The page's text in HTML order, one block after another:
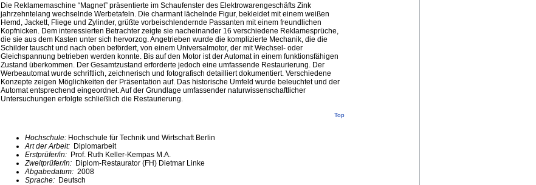
Die Reklamemaschine “Magnet” präsentierte im Schaufenster des Elektrowarengeschäfts Zink
jahrzehntelang wechselnde Werbetafeln. Die charmant lächelnde Figur, bekleidet mit einem weißen
Hemd, Jackett, Fliege und Zylinder, grüßte vorbeischlendernde Passanten mit einem freundlichen
Kopfnicken. Dem interessierten Betrachter zeigte sie nacheinander 16 verschiedene Reklamesprüche,
die sie aus dem Kasten unter sich hervorzog. Angetrieben wurde die komplizierte Mechanik, die die
Schilder tauscht und nach oben befördert, von einem Universalmotor, der mit Wechsel- oder
Gleichspannung betrieben werden konnte. Bis auf den Motor ist der Automat in einem funktionsfähigen
Zustand überkommen. Der Gesamtzustand erforderte jedoch eine umfassende Restaurierung. Der
Werbeautomat wurde schriftlich, zeichnerisch und fotografisch detailliert dokumentiert. Verschiedene
Konzepte zeigen Möglichkeiten der Präsentation auf. Das historische Umfeld wurde beleuchtet und der
Automat entsprechend eingeordnet. Auf der Grundlage umfassender naturwissenschaftlicher
Untersuchungen erfolgte schließlich die Restaurierung.
Top
Hochschule: Hochschule für Technik und Wirtschaft Berlin
Art der Arbeit: Diplomarbeit
Erstprüfer/in: Prof. Ruth Keller-Kempas M.A.
Zweitprüfer/in: Diplom-Restaurator (FH) Dietmar Linke
Abgabedatum: 2008
Sprache: Deutsch